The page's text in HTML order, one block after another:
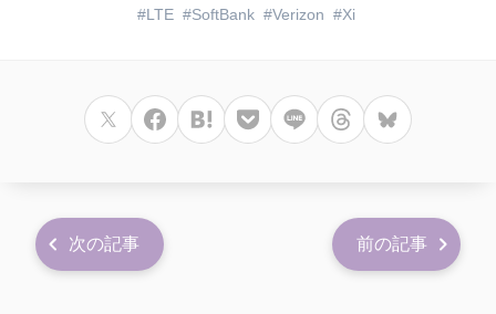
LTE
SoftBank Verizon Xi
次の記事 前の記事